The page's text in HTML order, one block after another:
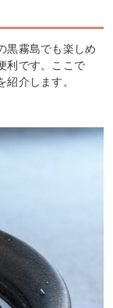
黒霧島でも楽しめ
利です。ここで
介します。